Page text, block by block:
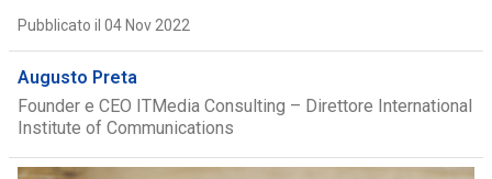
Pubblicato il 04 Nov 2022
Augusto Preta
Founder e CEO ITMedia Consulting – Direttore International
Institute of Communications